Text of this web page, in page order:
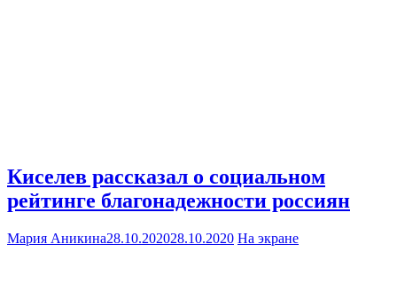
Киселев рассказал о социальном
рейтинге благонадежности россиян
Мария Аникина28.10.202028.10.2020 На экране